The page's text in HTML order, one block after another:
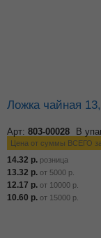
Ложка чайная
Арт: 803-00028 В
Цена от суммы ВСЕГО
14.32 р. розница
13.32 р. от 5000 р.
12.17 р. от 10000 р.
10.60 р. от 15000 р.